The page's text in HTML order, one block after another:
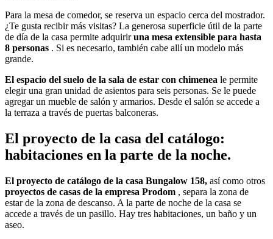
Para la mesa de comedor, se reserva un espacio cerca del mostrador.
¿Te gusta recibir más visitas? La generosa superficie útil de la parte
de día de la casa permite adquiriruna mesa extensible para hasta
8 personas . Si es necesario, también cabe allí un modelo más
grande.
El espacio del suelo de la sala de estar con chimenea le permite
elegir una gran unidad de asientos para seis personas. Se le puede
agregar un mueble de salón y armarios. Desde el salón se accede a
la terraza a través de puertas balconeras.
El proyecto de la casa del catálogo:
habitaciones en la parte de la noche.
El proyecto de catálogo de la casa Bungalow 158, así como otros
proyectos de casas de la empresa Prodom , separa la zona de
estar de la zona de descanso. A la parte de noche de la casa se
accede a través de un pasillo. Hay tres habitaciones, un baño y un
aseo.